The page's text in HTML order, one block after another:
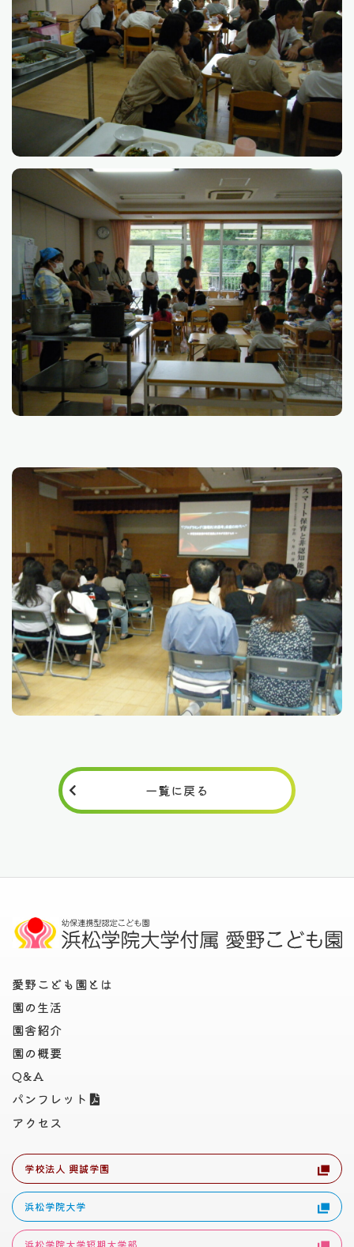
一覧に戻る
愛野こども園とは
園の生活
園舎紹介
園の概要
Q&A
パンフレット
アクセス
学校法人 興誠学園
浜松学院大学